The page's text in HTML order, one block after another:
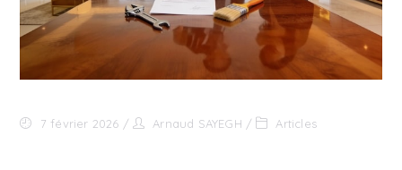
7 février 2026 Arnaud SAYEGH Articles